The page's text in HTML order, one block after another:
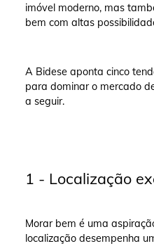
imóvel moderno, mas
bem com altas
A Bidese aponta cinco
para dominar o mercado
a seguir.
1 - Localização
Morar bem é uma
localização desempenha